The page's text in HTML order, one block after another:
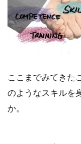
ここまでみてきた
のようなスキルを
か。